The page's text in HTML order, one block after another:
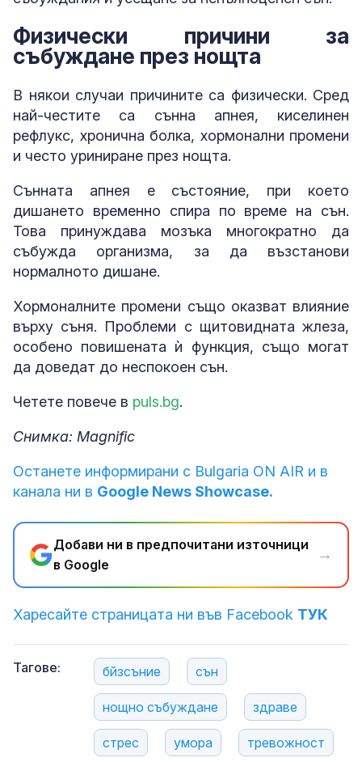
Физически причини за
събуждане през нощта
В някои случаи причините са физически. Сред
най-честите са сънна апнея, киселинен
рефлукс, хронична болка, хормонални промени
и често уриниране през нощта.
Сънната апнея е състояние, при което
дишането временно спира по време на сън.
Това принуждава мозъка многократно да
събужда организма, за да възстанови
нормалното дишане.
Хормоналните промени също оказват влияние
върху съня. Проблеми с щитовидната жлеза,
особено повишената ѝ функция, също могат
да доведат до неспокоен сън.
Четете повече в puls.bg.
Снимка: Magnific
Останете информирани с Bulgaria ON AIR и в
канала ни в Google News Showcase.
Добави ни в предпочитани източници
в Google
→
Харесайте страницата ни във Facebook ТУК
Тагове: бйзсъние сън
нощно събуждане здраве
стрес умора тревожност